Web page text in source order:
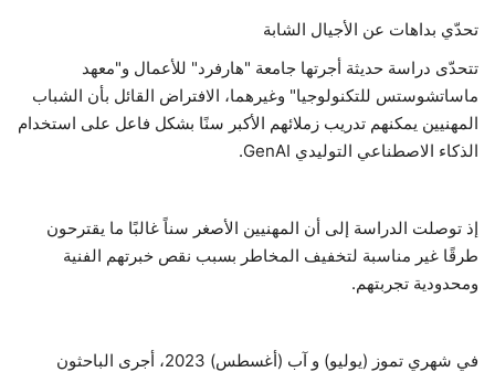
تحدّي بداهات عن الأجيال الشابة
تتحدّى دراسة حديثة أجرتها جامعة "هارفرد" للأعمال و"معهد
ماساتشوستس للتكنولوجيا" وغيرهما، الافتراض القائل بأن الشباب
المهنيين يمكنهم تدريب زملائهم الأكبر سنًا بشكل فاعل على استخدام
الذكاء الاصطناعي التوليدي GenAI.
إذ توصلت الدراسة إلى أن المهنيين الأصغر سناً غالبًا ما يقترحون
طرقًا غير مناسبة لتخفيف المخاطر بسبب نقص خبرتهم الفنية
ومحدودية تجربتهم.
في شهري تموز (يوليو) و آب (أغسطس) 2023، أجرى الباحثون